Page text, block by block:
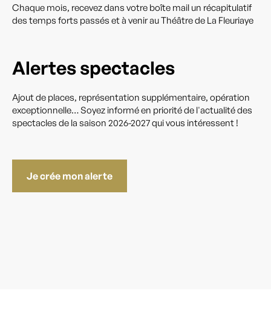
Chaque mois, recevez dans votre boîte mail un récapitulatif
des temps forts passés et à venir au Théâtre de La Fleuriaye
Alertes spectacles
Ajout de places, représentation supplémentaire, opération
exceptionnelle… Soyez informé en priorité de l'actualité des
spectacles de la saison 2026-2027 qui vous intéressent !
Je crée mon alerte